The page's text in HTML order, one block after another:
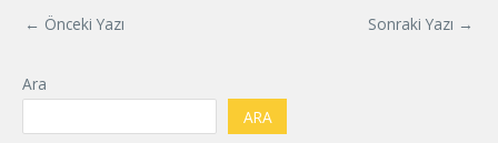
← Önceki Yazı Sonraki Yazı →
Ara
ARA